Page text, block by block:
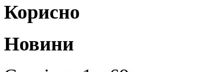
Корисно
Новини